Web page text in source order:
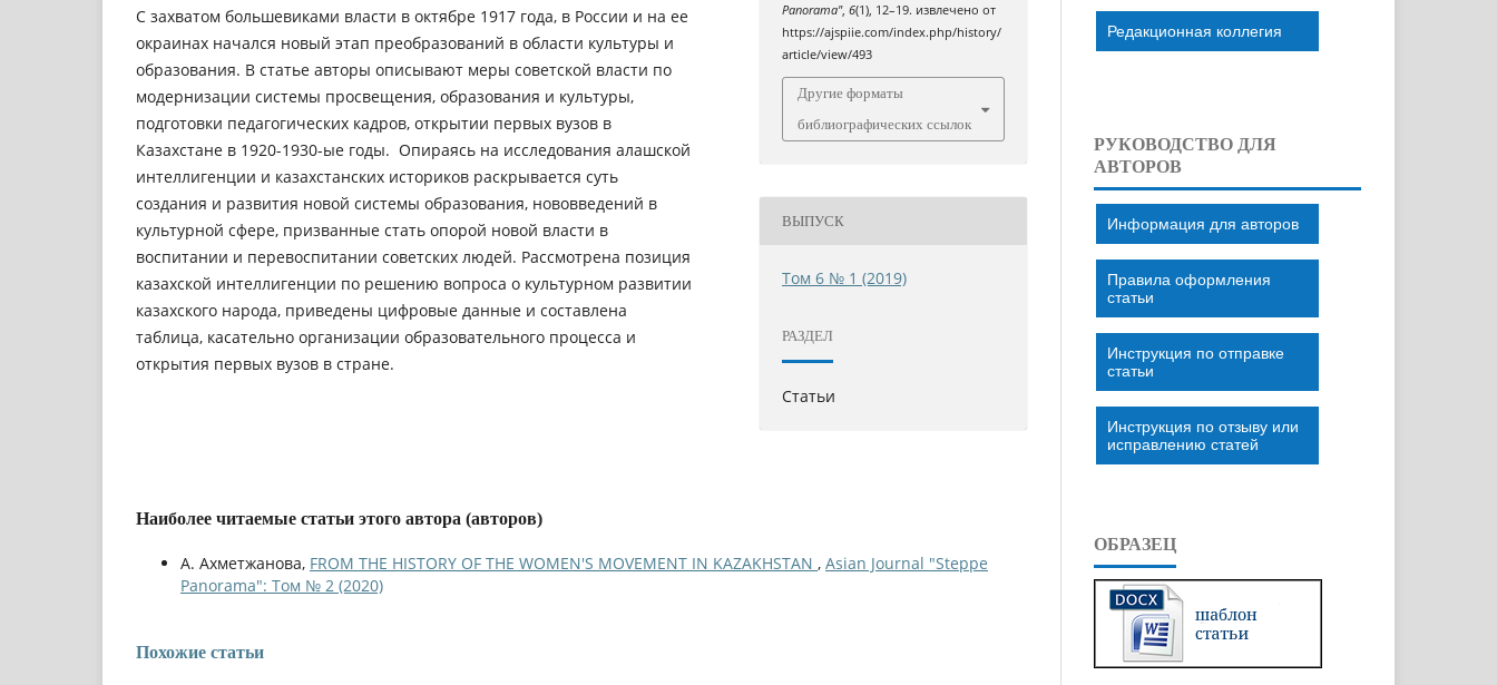
С захватом большевиками власти в октябре 1917 года, в России и на ее
окраинах начался новый этап преобразований в области культуры и
образования. В статье авторы описывают меры советской власти по
модернизации системы просвещения, образования и культуры,
подготовки педагогических кадров, открытии первых вузов в
Казахстане в 1920-1930-ые годы. Опираясь на исследования алашской
интеллигенции и казахстанских историков раскрывается суть
создания и развития новой системы образования, нововведений в
культурной сфере, призванные стать опорой новой власти в
воспитании и перевоспитании советских людей. Рассмотрена позиция
казахской интеллигенции по решению вопроса о культурном развитии
казахского народа, приведены цифровые данные и составлена
таблица, касательно организации образовательного процесса и
открытия первых вузов в стране.
Panorama",6(1), 12–19. извлечено от
https://ajspiie.com/index.php/history/
article/view/493
Другие форматы
библиографических ссылок
ВЫПУСК
Том 6 № 1 (2019)
РАЗДЕЛ
Статьи
Наиболее читаемые статьи этого автора (авторов)
А. Ахметжанова, FROM THE HISTORY OF THE WOMEN'S MOVEMENT IN KAZAKHSTAN , Asian Journal "Steppe
Panorama": Том № 2 (2020)
Похожие статьи
Редакционная коллегия
РУКОВОДСТВО ДЛЯ
АВТОРОВ
Информация для авторов
Правила оформления
статьи
Инструкция по отправке
статьи
Инструкция по отзыву или
исправлению статей
ОБРАЗЕЦ